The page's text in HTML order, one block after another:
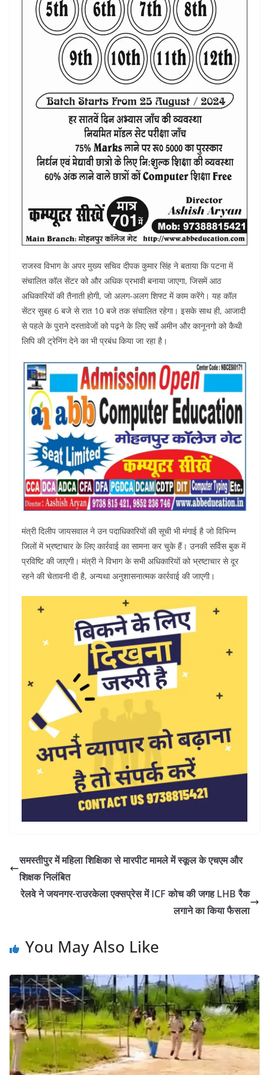
राजस्व विभाग के अपर मुख्य सचिव दीपक कुमार सिंह ने बताया कि पटना में
संचालित कॉल सेंटर को और अधिक प्रभावी बनाया जाएगा, जिसमें आठ
अधिकारियों की तैनाती होगी, जो अलग-अलग शिफ्ट में काम करेंगे। यह कॉल
सेंटर सुबह 6 बजे से रात 10 बजे तक संचालित रहेगा। इसके साथ ही, आजादी
से पहले के पुराने दस्तावेजों को पढ़ने के लिए सर्वे अमीन और कानूनगो को कैथी
लिपि की ट्रेनिंग देने का भी प्रबंध किया जा रहा है।
मंत्री दिलीप जायसवाल ने उन पदाधिकारियों की सूची भी मंगाई है जो विभिन्न
जिलों में भ्रष्टाचार के लिए कार्रवाई का सामना कर चुके हैं। उनकी सर्विस बुक में
प्रविष्टि की जाएगी। मंत्री ने विभाग के सभी अधिकारियों को भ्रष्टाचार से दूर
रहने की चेतावनी दी है, अन्यथा अनुशासनात्मक कार्रवाई की जाएगी।
समस्तीपुर में महिला शिक्षिका से मारपीट मामले में स्कूल के एचएम और
शिक्षक निलंबित
रेलवे ने जयनगर-राउरकेला एक्सप्रेस में ICF कोच की जगह LHB रैक
लगाने का किया फैसला
You May Also Like